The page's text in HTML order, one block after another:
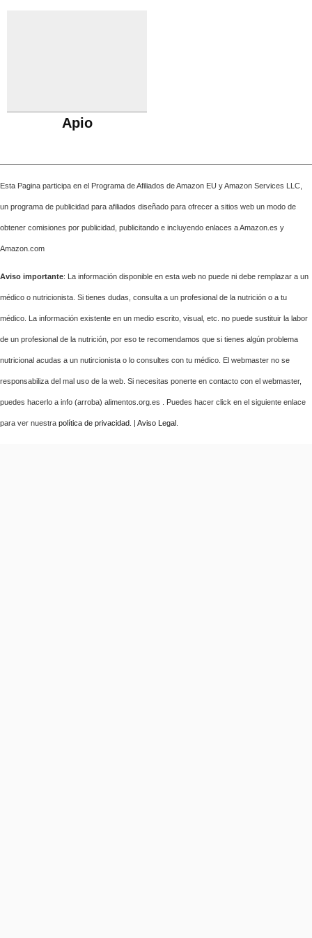
Apio
Esta Pagina participa en el Programa de Afiliados de Amazon EU y Amazon Services LLC,
un programa de publicidad para afiliados diseñado para ofrecer a sitios web un modo de
obtener comisiones por publicidad, publicitando e incluyendo enlaces a Amazon.es y
Amazon.com
Aviso importante: La información disponible en esta web no puede ni debe remplazar a un
médico o nutricionista. Si tienes dudas, consulta a un profesional de la nutrición o a tu
médico. La información existente en un medio escrito, visual, etc. no puede sustituir la labor
de un profesional de la nutrición, por eso te recomendamos que si tienes algún problema
nutricional acudas a un nutircionista o lo consultes con tu médico. El webmaster no se
responsabiliza del mal uso de la web. Si necesitas ponerte en contacto con el webmaster,
puedes hacerlo a info (arroba) alimentos.org.es . Puedes hacer click en el siguiente enlace
para ver nuestra política de privacidad . | Aviso Legal